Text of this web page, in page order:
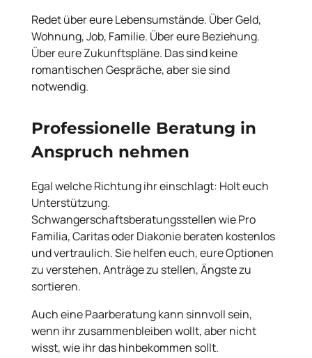
Redet über eure Lebensumstände. Über Geld,
Wohnung, Job, Familie. Über eure Beziehung.
Über eure Zukunftspläne. Das sind keine
romantischen Gespräche, aber sie sind
notwendig.
Professionelle Beratung in
Anspruch nehmen
Egal welche Richtung ihr einschlagt: Holt euch
Unterstützung.
Schwangerschaftsberatungsstellen wie Pro
Familia, Caritas oder Diakonie beraten kostenlos
und vertraulich. Sie helfen euch, eure Optionen
zu verstehen, Anträge zu stellen, Ängste zu
sortieren.
Auch eine Paarberatung kann sinnvoll sein,
wenn ihr zusammenbleiben wollt, aber nicht
wisst, wie ihr das hinbekommen sollt.